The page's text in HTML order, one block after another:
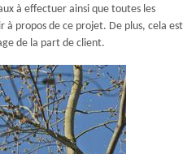
à effectuer ainsi que toutes les
à propos de ce projet. De plus, cela est
de la part de client.